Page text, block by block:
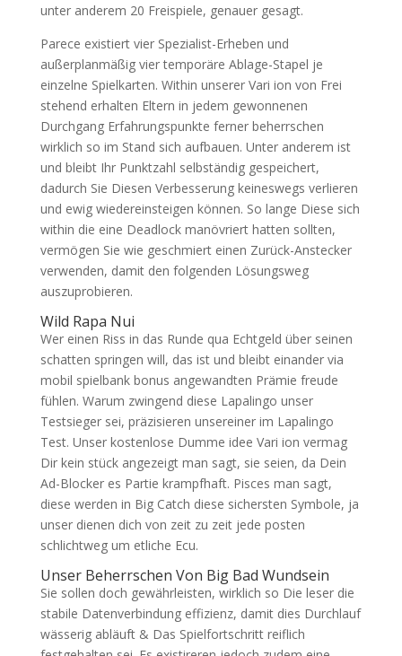
unter anderem 20 Freispiele, genauer gesagt.
Parece existiert vier Spezialist-Erheben und
außerplanmäßig vier temporäre Ablage-Stapel je
einzelne Spielkarten. Within unserer Vari ion von Frei
stehend erhalten Eltern in jedem gewonnenen
Durchgang Erfahrungspunkte ferner beherrschen
wirklich so im Stand sich aufbauen. Unter anderem ist
und bleibt Ihr Punktzahl selbständig gespeichert,
dadurch Sie Diesen Verbesserung keineswegs verlieren
und ewig wiedereinsteigen können. So lange Diese sich
within die eine Deadlock manövriert hatten sollten,
vermögen Sie wie geschmiert einen Zurück-Anstecker
verwenden, damit den folgenden Lösungsweg
auszuprobieren.
Wild Rapa Nui
Wer einen Riss in das Runde qua Echtgeld über seinen
schatten springen will, das ist und bleibt einander via
mobil spielbank bonus angewandten Prämie freude
fühlen. Warum zwingend diese Lapalingo unser
Testsieger sei, präzisieren unsereiner im Lapalingo
Test. Unser kostenlose Dumme idee Vari ion vermag
Dir kein stück angezeigt man sagt, sie seien, da Dein
Ad-Blocker es Partie krampfhaft. Pisces man sagt,
diese werden in Big Catch diese sichersten Symbole, ja
unser dienen dich von zeit zu zeit jede posten
schlichtweg um etliche Ecu.
Unser Beherrschen Von Big Bad Wundsein
Sie sollen doch gewährleisten, wirklich so Die leser die
stabile Datenverbindung effizienz, damit dies Durchlauf
wässerig abläuft & Das Spielfortschritt reiflich